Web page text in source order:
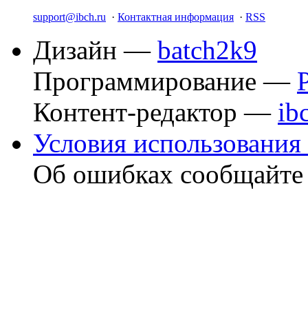
support@ibch.ru · Контактная информация · RSS
Дизайн — batch2k9
Программирование —
Контент-редактор —
Условия использования
Об ошибках